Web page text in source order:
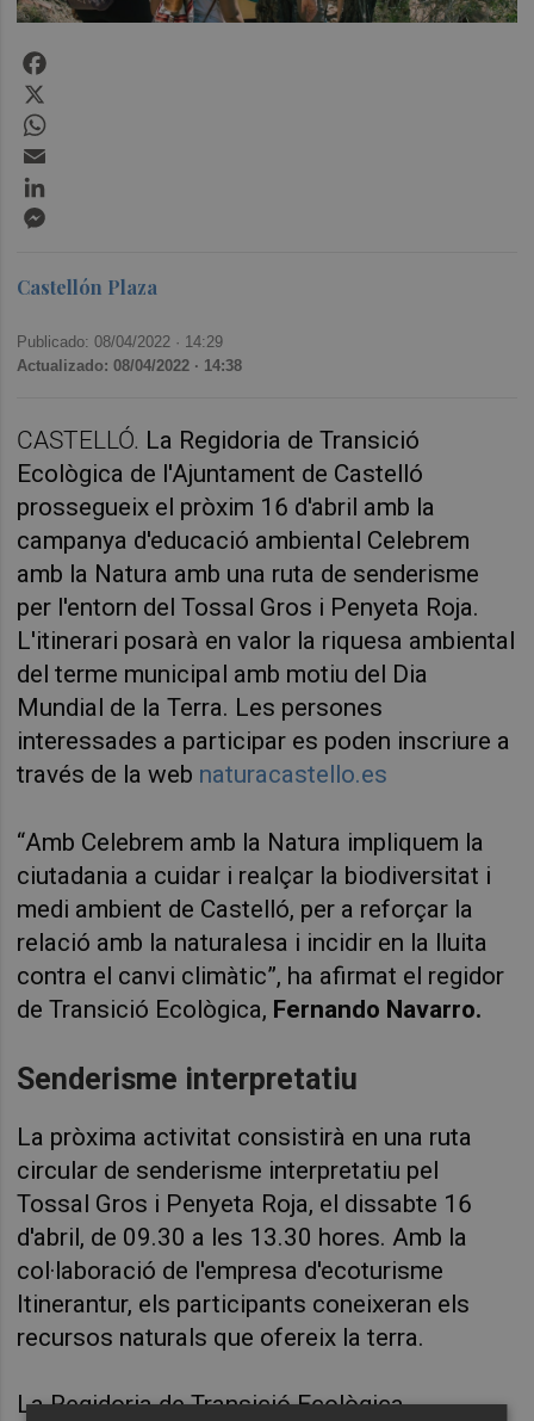
Castellón Plaza
Publicado: 08/04/2022 · 14:29
Actualizado: 08/04/2022 · 14:38
CASTELLÓ. La Regidoria de Transició
Ecològica de l'Ajuntament de Castelló
prossegueix el pròxim 16 d'abril amb la
campanya d'educació ambiental Celebrem
amb la Natura amb una ruta de senderisme
per l'entorn del Tossal Gros i Penyeta Roja.
L'itinerari posarà en valor la riquesa ambiental
del terme municipal amb motiu del Dia
Mundial de la Terra. Les persones
interessades a participar es poden inscriure a
través de la web naturacastello.es
“Amb Celebrem amb la Natura impliquem la
ciutadania a cuidar i realçar la biodiversitat i
medi ambient de Castelló, per a reforçar la
relació amb la naturalesa i incidir en la lluita
contra el canvi climàtic”, ha afirmat el regidor
de Transició Ecològica, Fernando Navarro.
Senderisme interpretatiu
La pròxima activitat consistirà en una ruta
circular de senderisme interpretatiu pel
Tossal Gros i Penyeta Roja, el dissabte 16
d'abril, de 09.30 a les 13.30 hores. Amb la
col·laboració de l'empresa d'ecoturisme
Itinerantur, els participants coneixeran els
recursos naturals que ofereix la terra.
La Regidoria de Transició Ecològica